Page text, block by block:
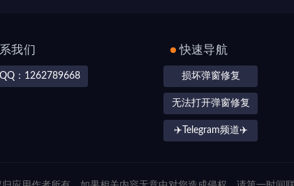
我们
：1262789668
快速导航
损坏弹窗修复
无法打开弹窗修复
✈️Telegram频道✈️